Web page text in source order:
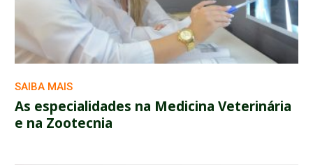
SAIBA MAIS
As especialidades na Medicina Veterinária
e na Zootecnia